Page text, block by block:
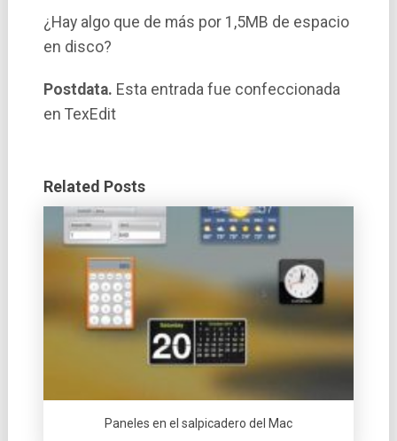
¿Hay algo que de más por 1,5MB de espacio
en disco?
Postdata. Esta entrada fue confeccionada
en TexEdit
Related Posts
Paneles en el salpicadero del Mac